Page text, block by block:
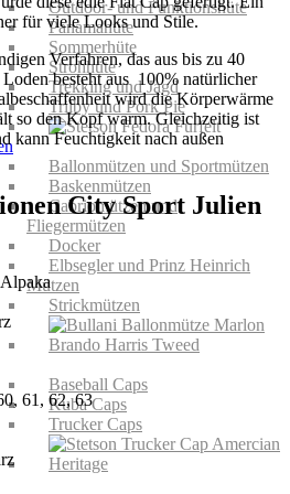
Outdoor- und Funktionshüte
Panamahüte
Sommerhüte
Strohhüte
Trekking und Jagd
Trilby und Pork Pie
Ballonmützen und Sportmützen
Baskenmützen
Cabriomützen und
Fliegermützen
Docker
Elbsegler und Prinz Heinrich
Mützen
Strickmützen
Baseball Caps
Kuba Caps
Trucker Caps
für viele Looks und Stile.
Verfahren, das aus bis zu 40
besteht aus 100% natürlicher
wird die Körperwärme
so den Kopf warm. Gleichzeitig ist
kann Feuchtigkeit nach außen
City Sport Julien
61, 62, 63